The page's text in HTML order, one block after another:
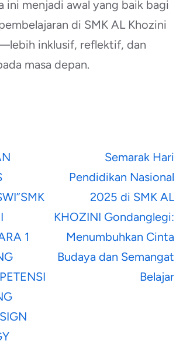
ini menjadi awal yang baik bagi
di SMK AL Khozini
inklusif, reflektif, dan
masa depan.
1
Semarak Hari
Pendidikan Nasional
2025 di SMK AL
KHOZINI Gondanglegi:
Menumbuhkan Cinta
Budaya dan Semangat
Belajar